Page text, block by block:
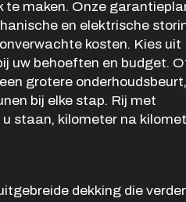
Vr
Za
9:00 - 17:00
Zo
Gesloten
Openingstijden
Ma -
8:00 - 12:15 en
te maken. Onze
en elektrische
kosten. Kies uit
uw behoeften en budget.
grotere
bij elke stap. Rij met
staan, kilometer na
dekking die verder